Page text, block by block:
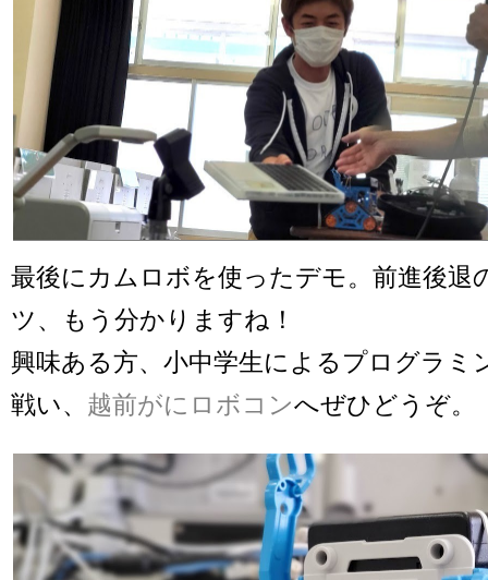
最後にカムロボを使ったデモ。前進後退
ツ、もう分かりますね！
興味ある方、小中学生によるプログラミ
戦い、 越前がにロボコンへぜひどうぞ。